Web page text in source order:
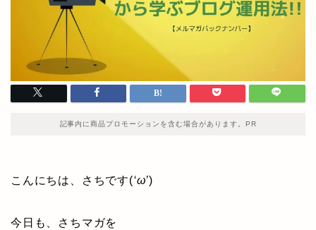
記事内に商品プロモーションを含む場合があります。PR
こんにちは、さちです(‘ω’)
今日も、さちマガを